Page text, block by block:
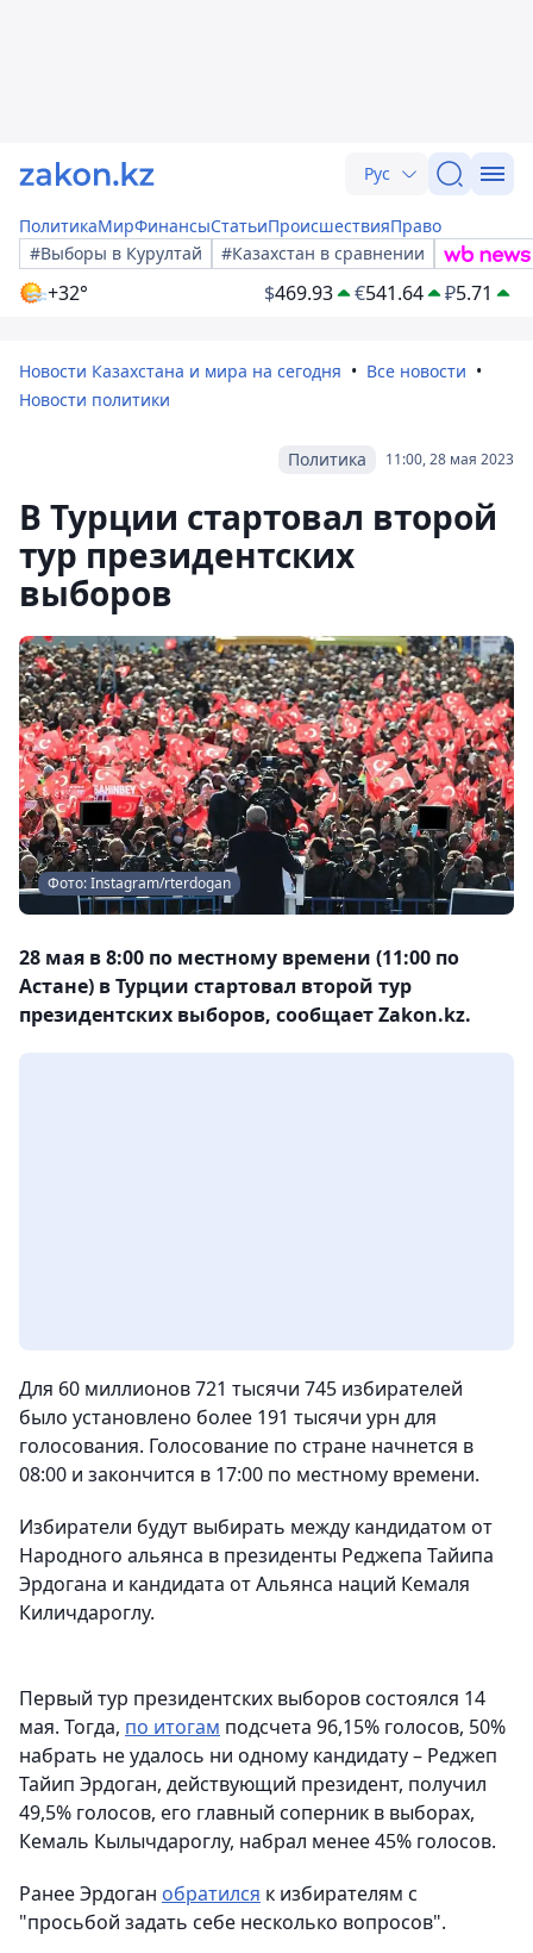
Рус
ПолитикаМирФинансыСтатьиПроисшествияПраво
#Выборы в Курултай
#Казахстан в сравнении
+32° $469.93 €541.64 ₽5.71
Новости Казахстана и мира на сегодня
Все новости
Новости политики
11:00, 28 мая 2023
Политика
В Турции стартовал второй
тур президентских
выборов
Фото: Instagram/rterdogan
28 мая в 8:00 по местному времени (11:00 по
Астане) в Турции стартовал второй тур
президентских выборов, сообщает Zakon.kz.
Для 60 миллионов 721 тысячи 745 избирателей
было установлено более 191 тысячи урн для
голосования. Голосование по стране начнется в
08:00 и закончится в 17:00 по местному времени.
Избиратели будут выбирать между кандидатом от
Народного альянса в президенты Реджепа Тайипа
Эрдогана и кандидата от Альянса наций Кемаля
Киличдароглу.
Первый тур президентских выборов состоялся 14
мая. Тогда, по итогам подсчета 96,15% голосов, 50%
набрать не удалось ни одному кандидату – Реджеп
Тайип Эрдоган, действующий президент, получил
49,5% голосов, его главный соперник в выборах,
Кемаль Кылычдароглу, набрал менее 45% голосов.
Ранее Эрдоган обратился к избирателям с
"просьбой задать себе несколько вопросов".